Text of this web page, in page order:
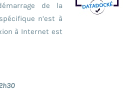
de la
n’est à
à Internet est